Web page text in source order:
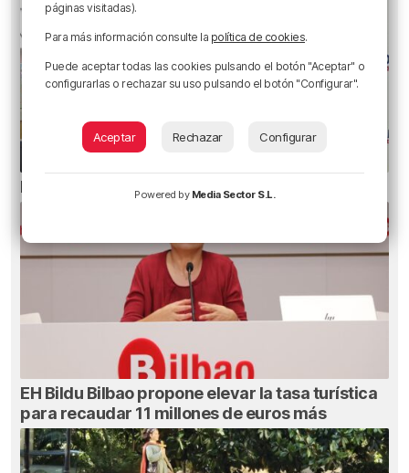
El bilbaíno que opta a un récord Guinness
EH Bildu Bilbao propone elevar la tasa turística
para recaudar 11 millones de euros más
páginas visitadas).
Para más información consulte la política de cookies.
Puede aceptar todas las cookies pulsando el botón "Aceptar" o
configurarlas o rechazar su uso pulsando el botón "Configurar".
Aceptar Rechazar Configurar
Powered by Media Sector S.L.